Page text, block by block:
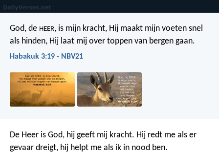
God, de HEER, is mijn kracht, Hij maakt mijn voeten snel
als hinden, Hij laat mij over toppen van bergen gaan.
Habakuk 3:19 - NBV21
De Heer is God, hij geeft mij kracht. Hij redt me als er
gevaar dreigt, hij helpt me als ik in nood ben.